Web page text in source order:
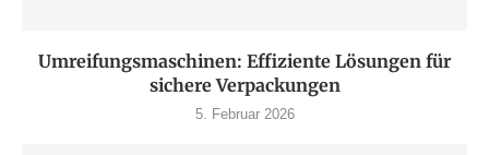
Umreifungsmaschinen: Effiziente Lösungen für
sichere Verpackungen
5. Februar 2026